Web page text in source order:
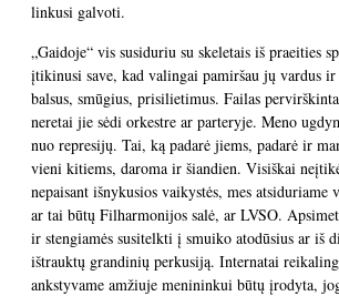
linkusi galvoti.
„Gaidoje“ vis susiduriu su skeletais iš praeities
įtikinusi save, kad valingai pamiršau jų vardus ir
balsus, smūgius, prisilietimus. Failas
neretai jie sėdi orkestre ar parteryje. Meno
nuo represijų. Tai, ką padarė jiems, padarė ir
vieni kitiems, daroma ir šiandien. Visiškai
nepaisant išnykusios vaikystės, mes atsiduriame
ar tai būtų Filharmonijos salė, ar LVSO.
ir stengiamės susitelkti į smuiko atodūsius ar iš
ištrauktų grandinių perkusiją. Internatai
ankstyvame amžiuje menininkui būtų įrodyta,